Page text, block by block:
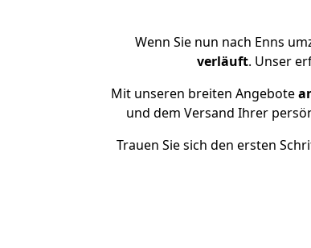
Wenn Sie nun nach Enns
verläuft. Unser
Mit unseren breiten Angebote
und dem Versand Ihrer
Trauen Sie sich den ersten